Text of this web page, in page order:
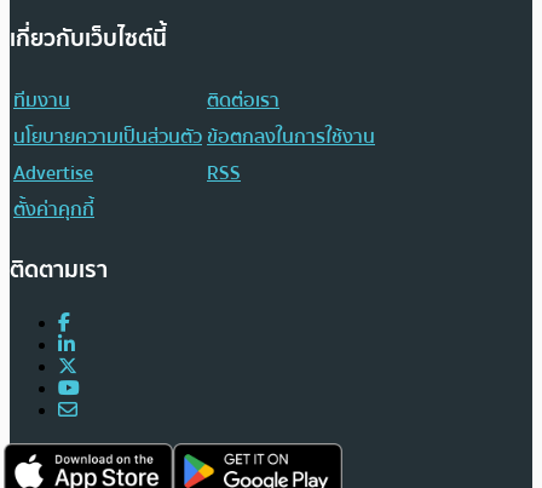
เกี่ยวกับเว็บไซต์นี้
ทีมงาน
ติดต่อเรา
นโยบายความเป็นส่วนตัวข้อตกลงในการใช้งาน
Advertise
RSS
ตั้งค่าคุกกี้
ติดตามเรา